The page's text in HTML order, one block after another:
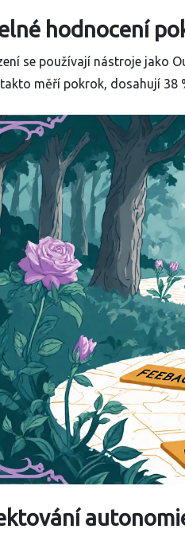
hodnocení
se používají nástroje jako
měří pokrok, dosahují 38